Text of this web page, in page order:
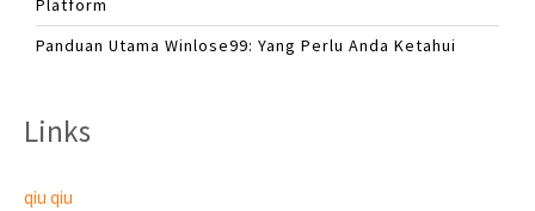
Platform
Panduan Utama Winlose99: Yang Perlu Anda Ketahui
Links
qiu qiu